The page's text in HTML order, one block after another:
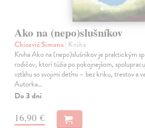
Ako na (nepo)slušníkov
Chicevič Simona| Kniha
Kniha Ako na (nepo)slušníkov je praktickým
rodičov, ktorí túžia po pokojnejšom,
vzťahu so svojimi deťmi – bez kriku, trestov a
Autorka…
Do 3 dní
16,90 €